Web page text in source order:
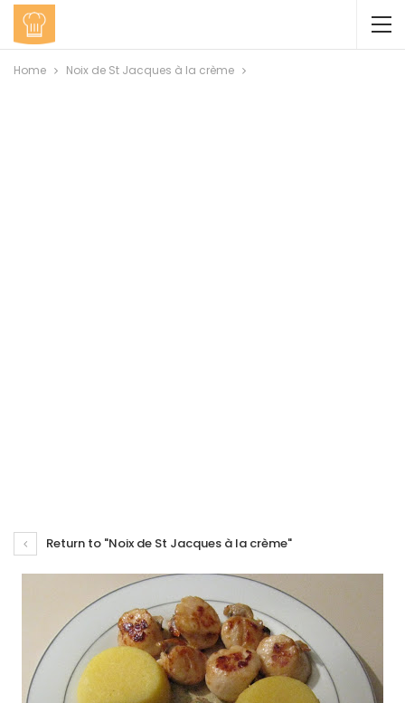
Home Noix de St Jacques à la crème
Return to "Noix de St Jacques à la crème"